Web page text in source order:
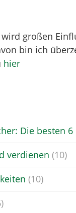
großen
bin ich
hier
Die besten 6
verdienen (10)
(10)